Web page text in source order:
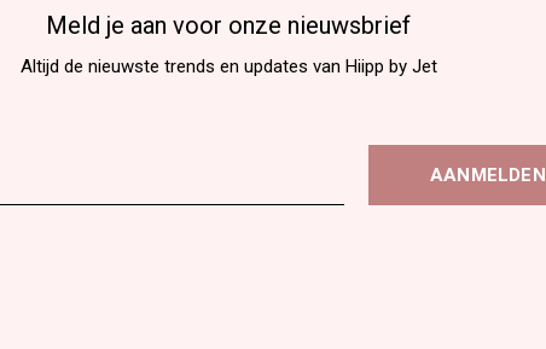
Meld je aan voor onze nieuwsbrief
Altijd de nieuwste trends en updates van Hiipp by Jet
AANMELDEN